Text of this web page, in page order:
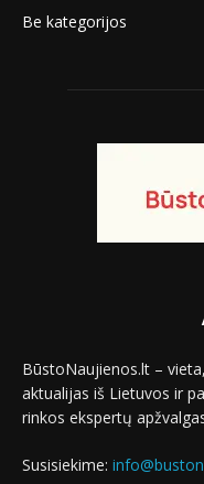
Be kategorijos
BūstoNaujienos.lt –
aktualijas iš Lietuvos ir
rinkos ekspertų
Susisiekime: